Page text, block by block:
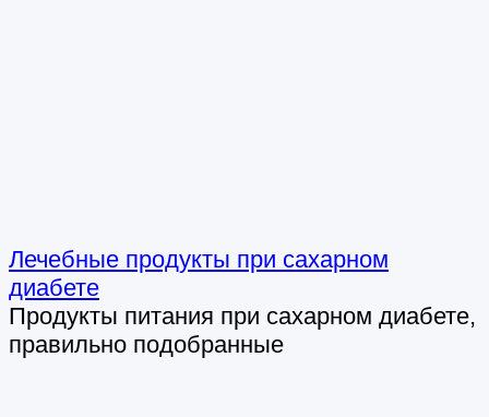
Лечебные продукты при сахарном
диабете
Продукты питания при сахарном диабете,
правильно подобранные